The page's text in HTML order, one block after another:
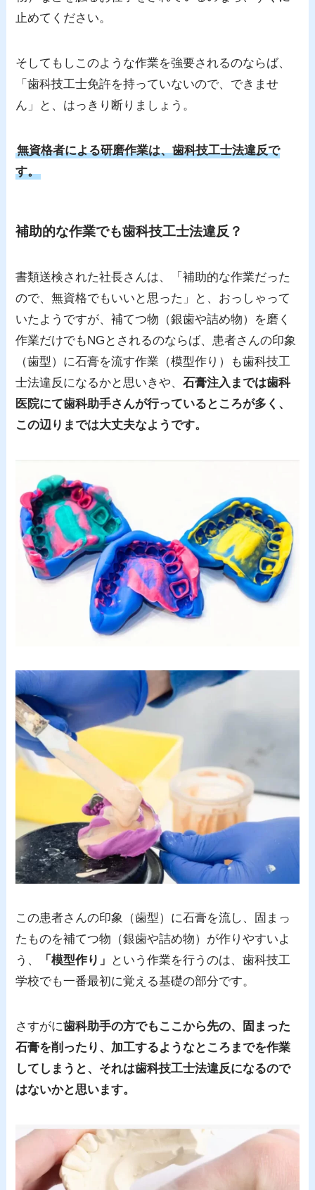
止めてください。
そしてもしこのような作業を強要されるのならば、
「歯科技工士免許を持っていないので、できませ
ん」と、はっきり断りましょう。
無資格者による研磨作業は、歯科技工士法違反で
す。
補助的な作業でも歯科技工士法違反？
書類送検された社長さんは、「補助的な作業だった
ので、無資格でもいいと思った」と、おっしゃって
いたようですが、補てつ物（銀歯や詰め物）を磨く
作業だけでもNGとされるのならば、患者さんの印象
（歯型）に石膏を流す作業（模型作り）も歯科技工
士法違反になるかと思いきや、石膏注入までは歯科
医院にて歯科助手さんが行っているところが多く、
この辺りまでは大丈夫なようです。
この患者さんの印象（歯型）に石膏を流し、固まっ
たものを補てつ物（銀歯や詰め物）が作りやすいよ
う、
「模型作り」
という作業を行うのは、歯科技工
学校でも一番最初に覚える基礎の部分です。
さすがに歯科助手の方でもここから先の、
固まった
石膏を削ったり、加工するようなところまでを作業
してしまうと、それは歯科技工士法違反になるので
はないかと思います。